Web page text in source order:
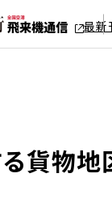
最新
貨物地